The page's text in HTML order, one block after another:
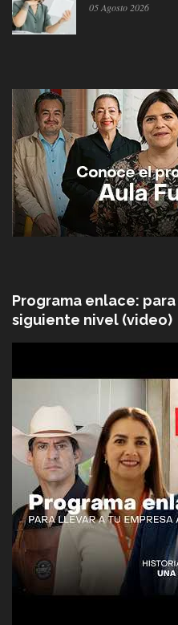
05 Agosto 2026
Programa enlace:
siguiente nivel (video)